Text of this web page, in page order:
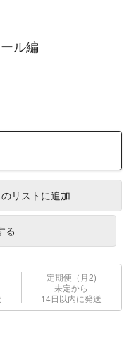
ル編
リストに追加
る
定期便（月2)
未定から
14日以内に発送